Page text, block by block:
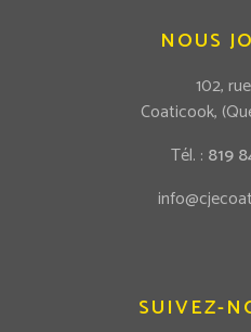
NOUS
102,
Coaticook,
Tél. : 819
SUIVEZ-